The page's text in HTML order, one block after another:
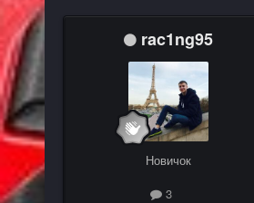
rac1ng95
Новичок
3